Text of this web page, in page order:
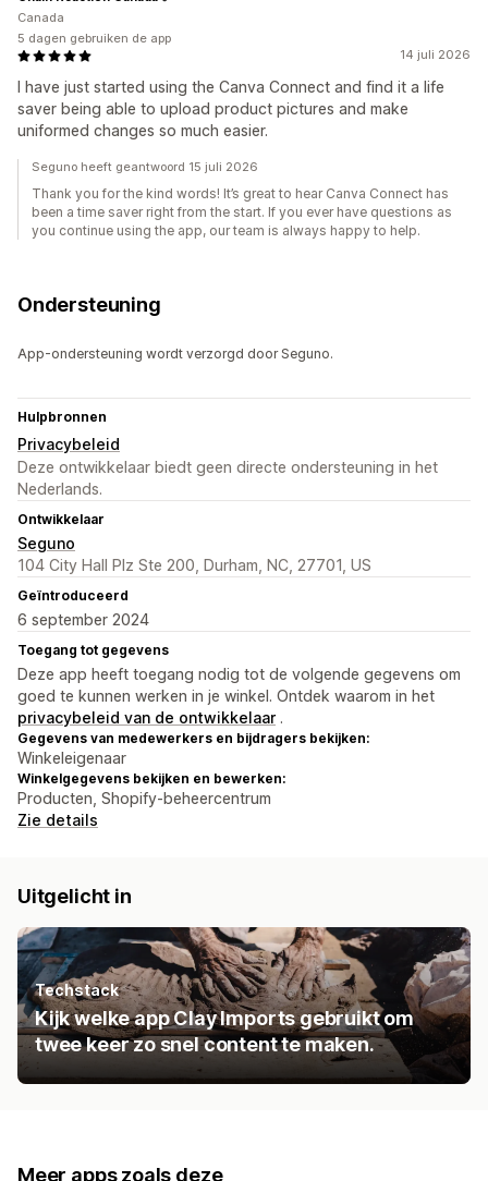
14 juli 2026
I have just started using the Canva Connect and find it a life
saver being able to upload product pictures and make
uniformed changes so much easier.
Canada
5 dagen gebruiken de app
Seguno heeft geantwoord 15 juli 2026
Thank you for the kind words! It’s great to hear Canva Connect has
been a time saver right from the start. If you ever have questions as
you continue using the app, our team is always happy to help.
Ondersteuning
App-ondersteuning wordt verzorgd door Seguno.
Hulpbronnen
Privacybeleid
Deze ontwikkelaar biedt geen directe ondersteuning in het
Nederlands.
Ontwikkelaar
Seguno
104 City Hall Plz Ste 200, Durham, NC, 27701, US
Geïntroduceerd
6 september 2024
Toegang tot gegevens
Deze app heeft toegang nodig tot de volgende gegevens om
goed te kunnen werken in je winkel. Ontdek waarom in het
privacybeleid van de ontwikkelaar .
Gegevens van medewerkers en bijdragers bekijken:
Winkeleigenaar
Winkelgegevens bekijken en bewerken:
Producten, Shopify-beheercentrum
Zie details
Uitgelicht in
Techstack
Kijk welke app Clay Imports gebruikt om
twee keer zo snel content te maken.
Meer apps zoals deze